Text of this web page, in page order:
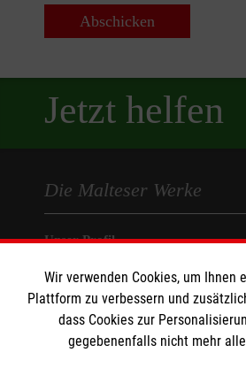
Abschicken
Jetzt helfen
Die Malteser Werke
Unser Profil
Migration
Jugendhilfe
Suchthilfe
Wir verwenden Cookies, um
Plattform zu verbessern und
dass Cookies zur
gegebenenfalls nicht mehr